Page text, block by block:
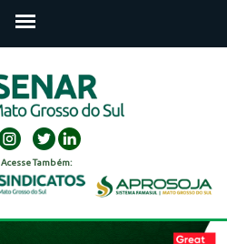
Acesse Também: